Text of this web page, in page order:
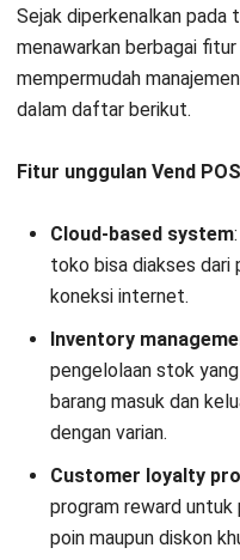
Sejak diperkenalkan pada
menawarkan berbagai
mempermudah
dalam daftar berikut.
Fitur unggulan Vend
Cloud-based system
toko bisa diakses dari
koneksi internet.
Inventory
pengelolaan stok
barang masuk dan
dengan varian.
Customer loyalty
program reward
poin maupun diskon